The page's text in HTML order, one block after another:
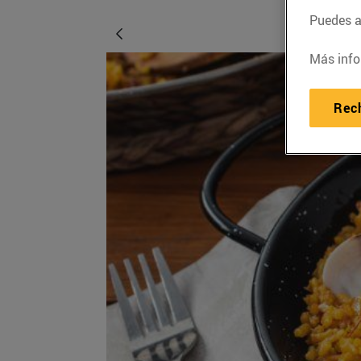
Puedes
Más